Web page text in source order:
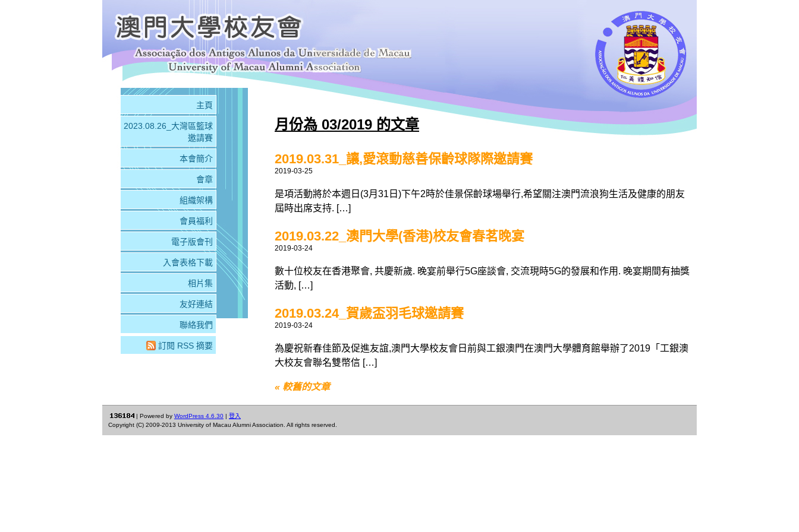
月份為 03/2019 的文章
2019.03.31_讓,愛滾動慈善保齡球隊際邀請賽
2019-03-25
是項活動將於本週日(3月31日)下午2時於佳景保齡球場舉行,希望關注澳門流浪狗生活及健康的朋友
屆時出席支持. […]
2019.03.22_澳門大學(香港)校友會春茗晚宴
2019-03-24
數十位校友在香港聚會, 共慶新歲. 晚宴前舉行5G座談會, 交流現時5G的發展和作用. 晚宴期間有抽獎
活動, […]
2019.03.24_賀歲盃羽毛球邀請賽
2019-03-24
為慶祝新春佳節及促進友誼,澳門大學校友會日前與工銀澳門在澳門大學體育館舉辦了2019「工銀澳
大校友會聯名雙幣信 […]
« 較舊的文章
主頁
2023.08.26_大灣區籃球
邀請賽
本會簡介
會章
組織架構
會員福利
電子版會刊
入會表格下載
相片集
友好連結
聯絡我們
訂閱 RSS 摘要
| Powered by WordPress 4.6.30
登入
Copyright (C) 2009-2013 University of Macau Alumni Association. All rights reserved.